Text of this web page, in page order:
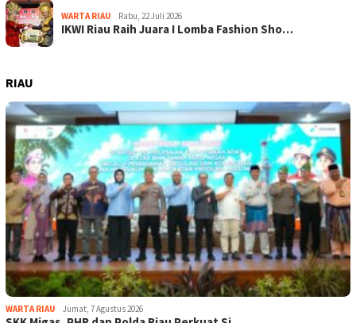
WARTA RIAU Rabu, 22 Juli 2026
IKWI Riau Raih Juara I Lomba Fashion Sho…
RIAU
WARTA RIAU Jumat, 7 Agustus 2026